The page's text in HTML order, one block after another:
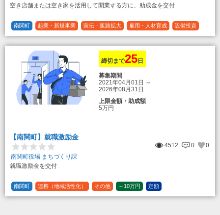
空き店舗または空き家を活用して開業する方に、助成金を交付
南関町 起業・新規事業 宣伝・販路拡大 雇用・人材育成
設備投資
運転資金
連携（地域活性化） ～30万円 1/3 (33%)
締切まで25 日
募集期間
2021年04月01日 ～
2026年08月31日
上限金額・助成額
5万円
【南関町】就職激励金
4512 0
0
南関町役場 まちづくり課
就職激励金を交付
南関町 連携（地域活性化） その他 ～10万円 定額